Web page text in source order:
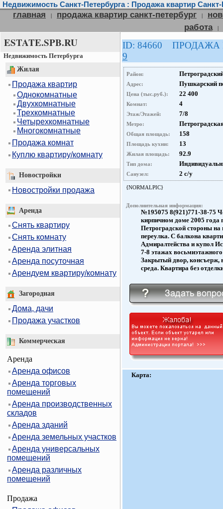
Недвижимость Санкт-Петербурга : Продажа квартир Санкт-
главная | продажа квартир санкт-петербург |
работа
|
ESTATE.SPB.RU
Недвижимость Петербурга
Жилая
Продажа квартир
Однокомнатные
Двухкомнатные
Трехкомнатные
Четырехкомнатные
Многокомнатные
Продажа комнат
Куплю квартиру/комнату
Новостройки
Новостройки продажа
Аренда
Снять квартиру
Снять комнату
Аренда элитная
Аренда посуточная
Арендуем квартиру/комнату
Загородная
Дома, дачи
Продажа участков
Коммерческая
Аренда
Аренда офисов
Аренда торговых
помещений
Аренда производственных
складов
Аренда зданий
Аренда земельных участков
Аренда универсальных
помещений
Аренда различных
помещений
Продажа
ID: 84660
9
Район:
Адрес: Пушкарский
Цена (тыс.руб.): 22 400
Комнат: 4
Этаж/Этажей: 7/8
Метро:
Общая площадь: 158
Площадь кухни: 13
Жилая площадь: 92.9
Тип дома:
Санузел: 2 с/у
{NORMALPIC}
Дополнительная информация:
№195075 8(921)771-38-75
кирпичном доме 2005 года
Петроградской стороны
переулка. С балкона
Адмиралтейства и купол
7-8 этажах
Закрытый двор, консъерж,
среда. Квартира без
Карта: